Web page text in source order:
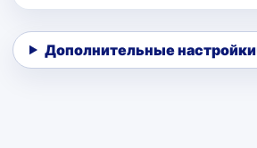
Дополнительные настройки